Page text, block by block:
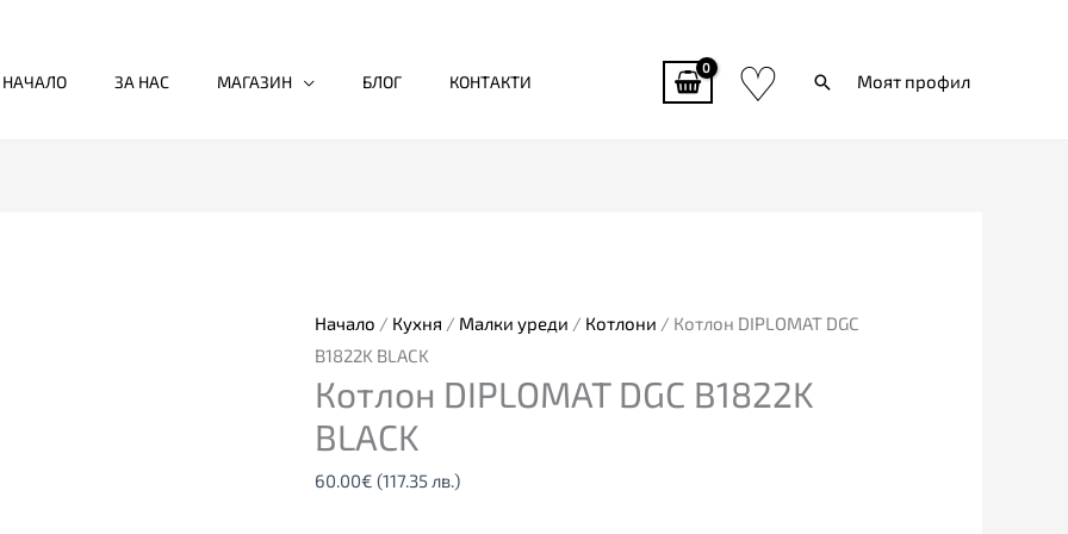
НАЧАЛО ЗА НАС МАГАЗИН БЛОГ КОНТАКТИ ♡ ТърсиМоят профил
Начало / Кухня / Малки уреди / Котлони / Котлон DIPLOMAT DGC
B1822K BLACK
Котлон DIPLOMAT DGC B1822K
BLACK
60.00€ (117.35 лв.)